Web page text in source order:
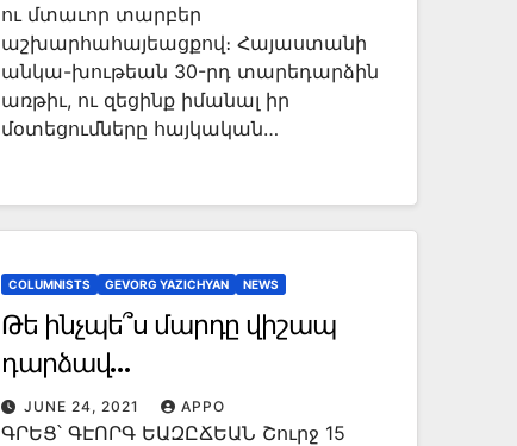
Կ’ԵՐԱՇԽԱՒՈՐԵՆ ՀԱՅՈՒԹԵԱՆ
ՅԱՐԱՏԵՒՈՒՄԸ ԻՐ
ՀԱՅՐԵՆԱԿԱՆ ՊԵՏՈՒԹԵԱՆ
ՄԷՋ». ՀԱՐՑԱԶՐՈՅՑ՝
ԳԷՈՐԳ ԵԱԶԸՃԵԱՆԻ ՀԵՏ
ու մտաւոր տարբեր
աշխարհահայեացքով։ Հայաստանի
անկա-խութեան 30-րդ տարեդարձին
առթիւ, ու զեցինք իմանալ իր
մօտեցումները հայկական…
COLUMNISTS GEVORG YAZICHYAN NEWS
Թե ինչպե՞ս մարդը վիշապ
դարձավ…
JUNE 24, 2021 APPO
ԳՐԵՑ՝ ԳԷՈՐԳ ԵԱԶԸՃԵԱՆ Շուրջ 15